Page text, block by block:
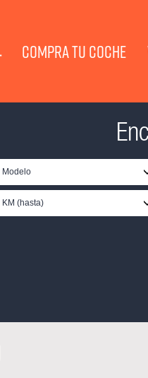
COMPRA TU COCHE
Modelo
KM (hasta)